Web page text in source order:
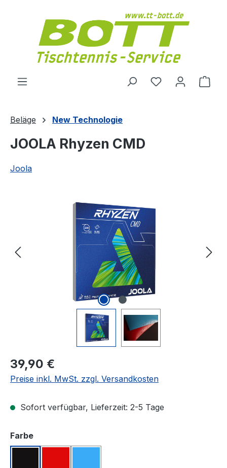
Du hast 0
Beläge New Technologie
JOOLA Rhyzen CMD
Joola
Regulärer Preis:
39,90 €
Preise inkl. MwSt. zzgl. Versandkosten
Sofort verfügbar, Lieferzeit: 2-5 Tage
Farbeauswählen